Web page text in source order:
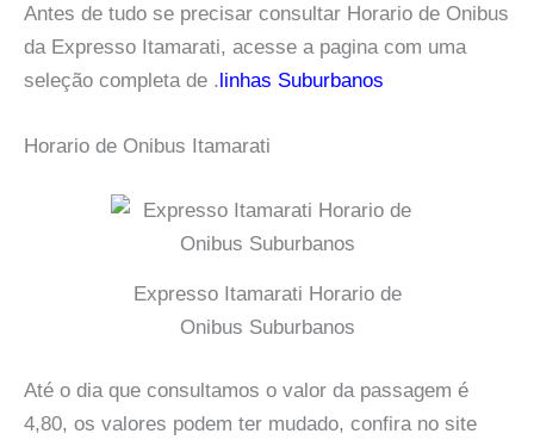
Antes de tudo se precisar consultar Horario de Onibus
da Expresso Itamarati, acesse a pagina com uma
seleção completa de . linhas Suburbanos
Horario de Onibus Itamarati
Expresso Itamarati Horario de
Onibus Suburbanos
Até o dia que consultamos o valor da passagem é
4,80, os valores podem ter mudado, confira no site